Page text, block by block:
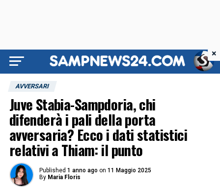
AVVERSARI
Juve Stabia-Sampdoria, chi
difenderà i pali della porta
avversaria? Ecco i dati statistici
relativi a Thiam: il punto
Published 1 anno ago on 11 Maggio 2025
By Maria Floris
×